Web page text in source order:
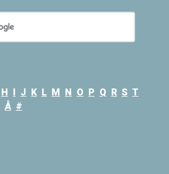
H J K L M N O P Q R S T
Å #